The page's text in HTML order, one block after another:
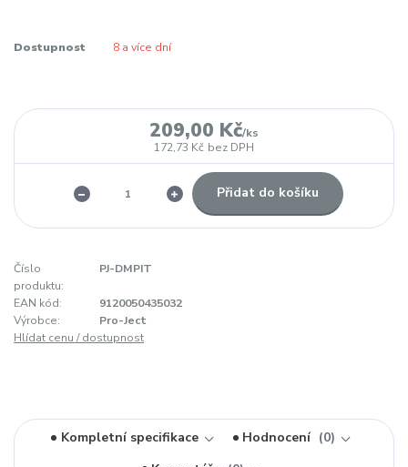
Dostupnost 8 a více dní
209,00 Kč/ks
172,73 Kč bez DPH
Přidat do košíku
Číslo
produktu:
PJ-DMPIT
EAN kód:
9120050435032
Výrobce:
Pro-Ject
Hlídat cenu / dostupnost
Kompletní specifikace Hodnocení
0